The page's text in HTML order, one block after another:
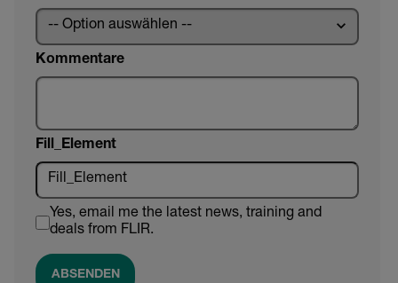
Kommentare
Fill_Element
Yes, email me the latest news, training and
deals from FLIR.
ABSENDEN